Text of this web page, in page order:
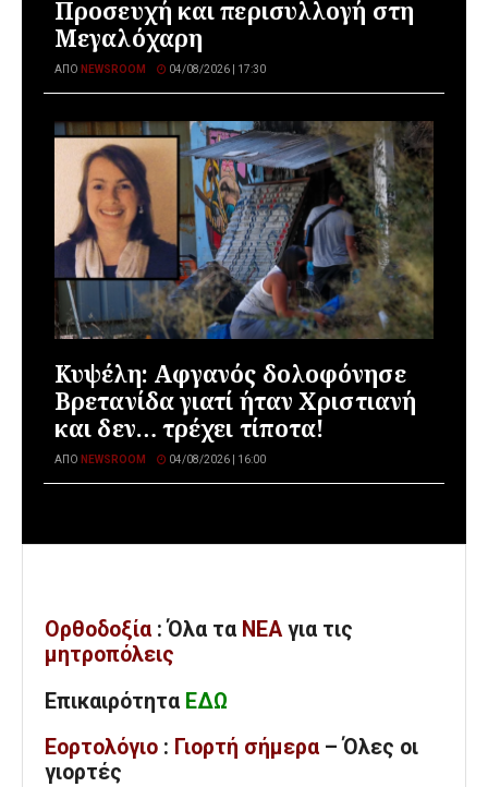
Προσευχή και περισυλλογή στη
Μεγαλόχαρη
ΑΠΌ NEWSROOM 04/08/2026 | 17:30
Κυψέλη: Αφγανός δολοφόνησε
Βρετανίδα γιατί ήταν Χριστιανή
και δεν… τρέχει τίποτα!
ΑΠΌ NEWSROOM 04/08/2026 | 16:00
Ορθοδοξία : Όλα τα ΝΕΑ για τις
μητροπόλεις
Επικαιρότητα ΕΔΩ
Εορτολόγιο : Γιορτή σήμερα – Όλες οι
γιορτές